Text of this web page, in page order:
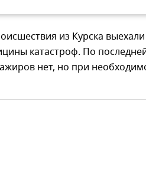
из Курска выехали
катастроф. По
нет, но при